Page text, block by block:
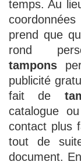
temps. Au
prend que
rond
tampons
publicité
fait de
catalogue
contact plus
tout de
document.